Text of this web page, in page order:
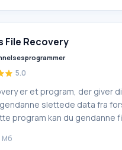
File Recovery
5.0
er et program, der giver
slettede data fra
program kan du gendanne
skjult af ondsindet
Мб